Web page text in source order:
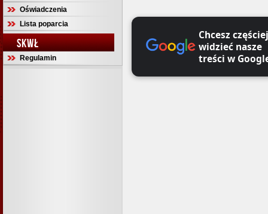
Oświadczenia
Lista poparcia
SKWŁ
Regulamin
Chcesz częściej
widzieć nasze
treści w